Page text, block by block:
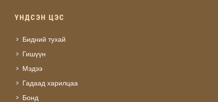
ҮНДСЭН ЦЭС
Бидний тухай
Гишүүн
Мэдээ
Гадаад харилцаа
Бонд